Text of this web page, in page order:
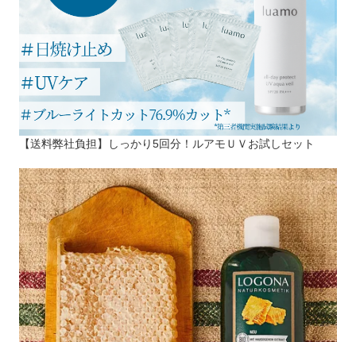
【送料弊社負担】しっかり5回分！ルアモＵＶお試しセット